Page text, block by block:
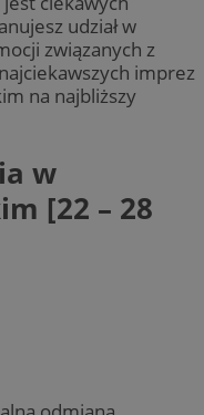
udział w
związanych z
imprez
na najbliższy
w
[22 – 28